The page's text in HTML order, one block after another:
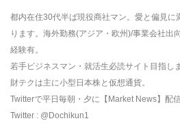
都内在住30代半ば現役商社マン。愛と偏見に
ります。海外勤務(アジア・欧州)/事業会社出
経験有。
若手ビジネスマン・就活生必読サイト目指し
財テクは主に小型日本株と仮想通貨。
Twitterで平日毎朝・夕に【Market News】配信
Twitter : @Dochikun1